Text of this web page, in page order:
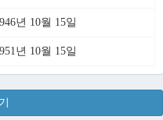
년 10월 15일
년 10월 15일